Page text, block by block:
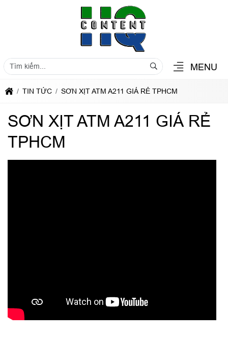
MENU
TIN TỨC SƠN XỊT ATM A211 GIÁ RẺ TPHCM
SƠN XỊT ATM A211 GIÁ RẺ
TPHCM